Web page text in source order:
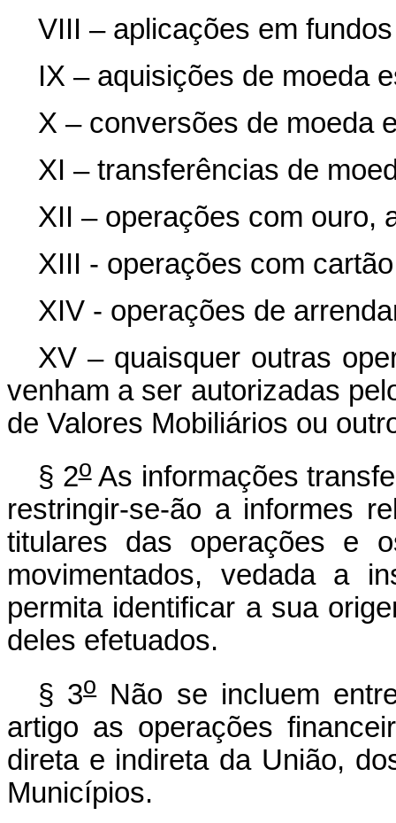
VIII – aplicações em
IX – aquisições de moeda
X – conversões de moeda
XI – transferências de
XII – operações com ouro,
XIII - operações com
XIV - operações de
XV – quaisquer outras
venham a ser autorizadas
de Valores Mobiliários ou
§ 2oAs informações
restringir-se-ão a informes
titulares das operações e
movimentados, vedada a
permita identificar a sua
deles efetuados.
§ 3oNão se incluem
artigo as operações
direta e indireta da União,
Municípios.